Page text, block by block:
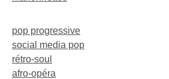
pop progressive
social media pop
rétro-soul
afro-opéra